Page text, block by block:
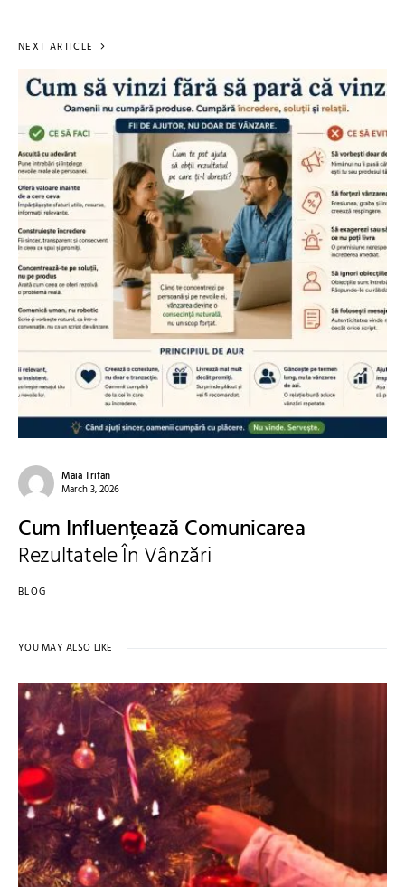
NEXT ARTICLE
Maia Trifan
March 3, 2026
Cum Influențează Comunicarea
Rezultatele În Vânzări
BLOG
YOU MAY ALSO LIKE